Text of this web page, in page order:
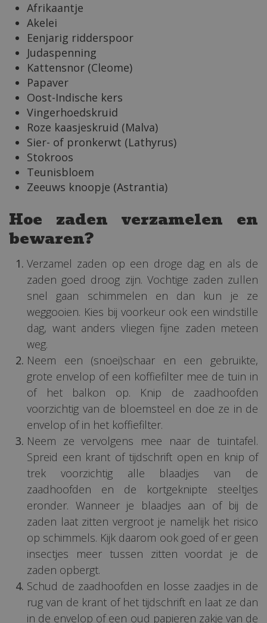
Afrikaantje
Akelei
Eenjarig ridderspoor
Judaspenning
Kattensnor (Cleome)
Papaver
Oost-Indische kers
Vingerhoedskruid
Roze kaasjeskruid (Malva)
Sier- of pronkerwt (Lathyrus)
Stokroos
Teunisbloem
Zeeuws knoopje (Astrantia)
Hoe zaden verzamelen en
bewaren?
Verzamel zaden op een droge dag en als de
zaden goed droog zijn. Vochtige zaden zullen
snel gaan schimmelen en dan kun je ze
weggooien. Kies bij voorkeur ook een windstille
dag, want anders vliegen fijne zaden meteen
weg.
Neem een (snoei)schaar en een gebruikte,
grote envelop of een koffiefilter mee de tuin in
of het balkon op. Knip de zaadhoofden
voorzichtig van de bloemsteel en doe ze in de
envelop of in het koffiefilter.
Neem ze vervolgens mee naar de tuintafel.
Spreid een krant of tijdschrift open en knip of
trek voorzichtig alle blaadjes van de
zaadhoofden en de kortgeknipte steeltjes
eronder. Wanneer je blaadjes aan of bij de
zaden laat zitten vergroot je namelijk het risico
op schimmels. Kijk daarom ook goed of er geen
insectjes meer tussen zitten voordat je de
zaden opbergt.
Schud de zaadhoofden en losse zaadjes in de
rug van de krant of het tijdschrift en laat ze dan
in de envelop of een oud papieren zakje van de